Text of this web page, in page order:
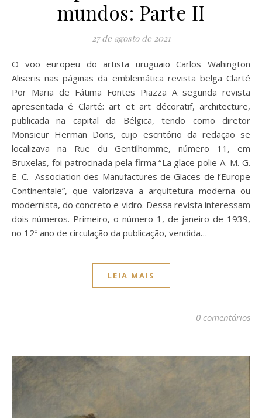
mundos: Parte II
27 de agosto de 2021
O voo europeu do artista uruguaio Carlos Wahington
Aliseris nas páginas da emblemática revista belga Clarté
Por Maria de Fátima Fontes Piazza A segunda revista
apresentada é Clarté: art et art décoratif, architecture,
publicada na capital da Bélgica, tendo como diretor
Monsieur Herman Dons, cujo escritório da redação se
localizava na Rue du Gentilhomme, número 11, em
Bruxelas, foi patrocinada pela firma “La glace polie A. M. G.
E. C. Association des Manufactures de Glaces de l’Europe
Continentale”, que valorizava a arquitetura moderna ou
modernista, do concreto e vidro. Dessa revista interessam
dois números. Primeiro, o número 1, de janeiro de 1939,
no 12º ano de circulação da publicação, vendida…
LEIA MAIS
0 comentários